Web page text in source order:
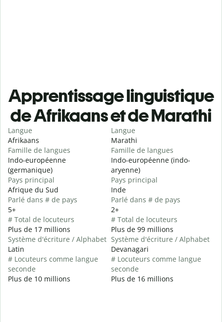
Apprentissage linguistique
de Afrikaans et de Marathi
Langue
Afrikaans
Famille de langues
Indo-européenne
(germanique)
Pays principal
Afrique du Sud
Parlé dans # de pays
5+
# Total de locuteurs
Plus de 17 millions
Système d'écriture / Alphabet
Latin
# Locuteurs comme langue
seconde
Plus de 10 millions
Langue
Marathi
Famille de langues
Indo-européenne (indo-
aryenne)
Pays principal
Inde
Parlé dans # de pays
2+
# Total de locuteurs
Plus de 99 millions
Système d'écriture / Alphabet
Devanagari
# Locuteurs comme langue
seconde
Plus de 16 millions